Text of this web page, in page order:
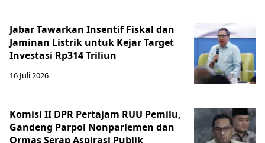
Jabar Tawarkan Insentif Fiskal dan
Jaminan Listrik untuk Kejar Target
Investasi Rp314 Triliun
16 Juli 2026
Komisi II DPR Pertajam RUU Pemilu,
Gandeng Parpol Nonparlemen dan
Ormas Serap Aspirasi Publik